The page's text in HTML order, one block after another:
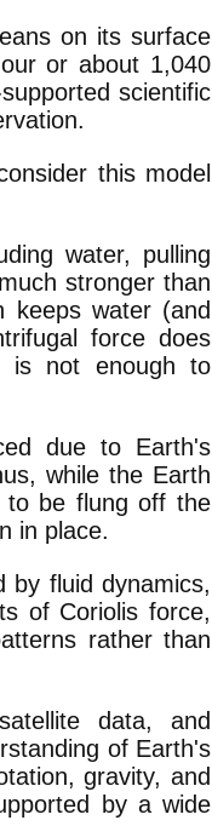
on its surface
or about 1,040
scientific
this model
water, pulling
stronger than
keeps water (and
force does
is not enough to
due to Earth's
while the Earth
to be flung off the
in place.
by fluid dynamics,
of Coriolis force,
rather than
data, and
of Earth's
gravity, and
by a wide